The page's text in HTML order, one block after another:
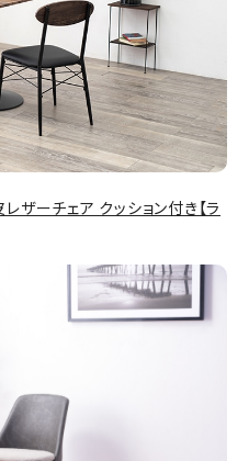
ザーチェア クッション付き【ラ